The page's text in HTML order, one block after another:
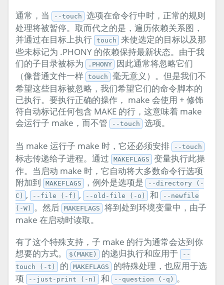
通常，当
--touch
选项在命令行中时，正常的规则
处理将被暂停。取而代之的是，遍历依赖关系图，
并通过在目标上执行 touch
来使选定的目标以及那
些未标记为 .PHONY 的依赖保持最新状态。由于我
们的子目录被标为
.PHONY
因此通常将忽略它们
（像普通文件一样 touch
毫无意义）。但是我们不
希望这些目标被忽略，我们希望它们的命令脚本的
已执行。要执行正确的操作， make 会使用 + 修饰
符自动标记任何包含 MAKE 的行，这意味着 make
会运行子 make，而不管
--touch
选项。
当 make 运行子 make 时，它还必须安排
--touch
标志传递给子进程。通过 MAKEFLAGS
变量执行此操
作。当启动 make 时，它自动将大多数命令行选项
附加到
MAKEFLAGS ，例外是选项是
--directory (-
C) , --file (-f) , --old-file (-o) 和
--newfile
(-W) 。然后 MAKEFLAGS
将到处到环境变量中，由子
make 在启动时读取。
有了这个特殊支持，子 make 的行为通常会达到你
想要的方式。
$(MAKE) 的递归执行和应用于
--
touch (-t)
的 MAKEFLAGS
的特殊处理，也应用于选
项
--just-print (-n) 和 --question (-q) 。